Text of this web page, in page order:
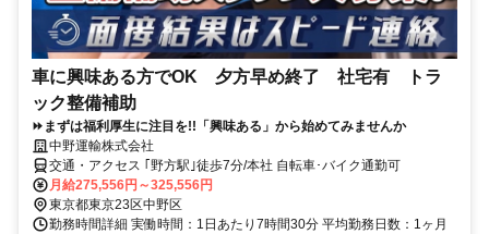
車に興味ある方でOK 夕方早め終了 社宅有 トラ
ック整備補助
⏩まずは福利厚生に注目を!!「興味ある」から始めてみませんか
中野運輸株式会社
交通・アクセス ｢野方駅｣徒歩7分/本社 自転車･バイク通勤可
月給275,556円～325,556円
東京都東京23区中野区
勤務時間詳細 実働時間：1日あたり7時間30分 平均勤務日数：1ヶ月